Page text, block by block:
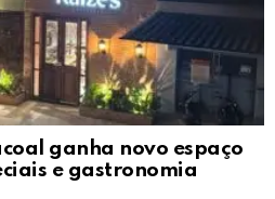
ganha novo espaço
e gastronomia